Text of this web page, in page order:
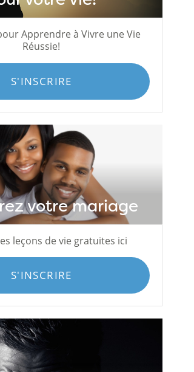
Apprendre à Vivre une Vie
Réussie!
S'INSCRIRE
votre mariage
leçons de vie gratuites ici
S'INSCRIRE